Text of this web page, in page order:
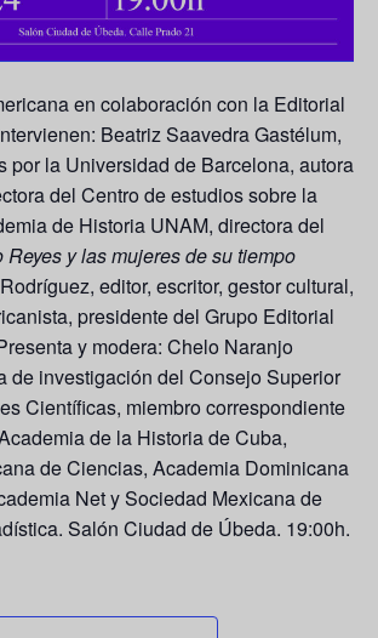
en colaboración con la Editorial
Beatriz Saavedra Gastélum,
por la Universidad de Barcelona, autora
del Centro de estudios sobre la
de Historia UNAM, directora del
Reyes y las mujeres de su tiempo
editor, escritor, gestor cultural,
presidente del Grupo Editorial
y modera: Chelo Naranjo
de investigación del Consejo Superior
Científicas, miembro correspondiente
de la Historia de Cuba,
de Ciencias, Academia Dominicana
Net y Sociedad Mexicana de
Salón Ciudad de Úbeda. 19:00h.